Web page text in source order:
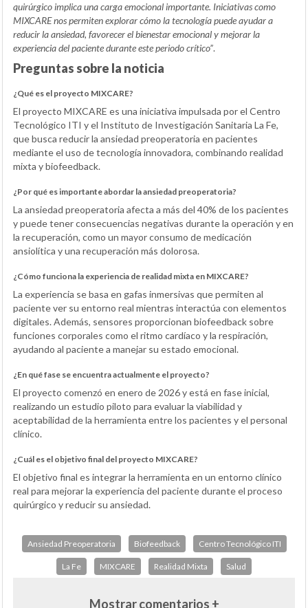
quirúrgico implica una carga emocional importante. Iniciativas como
MIXCARE nos permiten explorar cómo la tecnología puede ayudar a
reducir la ansiedad, favorecer el bienestar emocional y mejorar la
experiencia del paciente durante este periodo crítico”.
Preguntas sobre la noticia
¿Qué es el proyecto MIXCARE?
El proyecto MIXCARE es una iniciativa impulsada por el Centro
Tecnológico ITI y el Instituto de Investigación Sanitaria La Fe,
que busca reducir la ansiedad preoperatoria en pacientes
mediante el uso de tecnología innovadora, combinando realidad
mixta y biofeedback.
¿Por qué es importante abordar la ansiedad preoperatoria?
La ansiedad preoperatoria afecta a más del 40% de los pacientes
y puede tener consecuencias negativas durante la operación y en
la recuperación, como un mayor consumo de medicación
ansiolítica y una recuperación más dolorosa.
¿Cómo funciona la experiencia de realidad mixta en MIXCARE?
La experiencia se basa en gafas inmersivas que permiten al
paciente ver su entorno real mientras interactúa con elementos
digitales. Además, sensores proporcionan biofeedback sobre
funciones corporales como el ritmo cardíaco y la respiración,
ayudando al paciente a manejar su estado emocional.
¿En qué fase se encuentra actualmente el proyecto?
El proyecto comenzó en enero de 2026 y está en fase inicial,
realizando un estudio piloto para evaluar la viabilidad y
aceptabilidad de la herramienta entre los pacientes y el personal
clínico.
¿Cuál es el objetivo final del proyecto MIXCARE?
El objetivo final es integrar la herramienta en un entorno clínico
real para mejorar la experiencia del paciente durante el proceso
quirúrgico y reducir su ansiedad.
Ansiedad Preoperatoria Biofeedback Centro Tecnológico ITI
La Fe MIXCARE Realidad Mixta Salud
Mostrar comentarios +